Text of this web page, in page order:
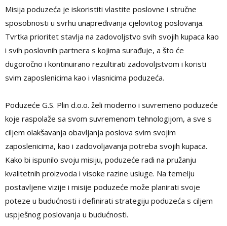
Misija poduzeća je iskoristiti vlastite poslovne i stručne
sposobnosti u svrhu unapređivanja cjelovitog poslovanja.
Tvrtka prioritet stavlja na zadovoljstvo svih svojih kupaca kao
i svih poslovnih partnera s kojima surađuje, a što će
dugoročno i kontinuirano rezultirati zadovoljstvom i koristi
svim zaposlenicima kao i vlasnicima poduzeća.
Poduzeće G.S. Plin d.o.o. želi moderno i suvremeno poduzeće
koje raspolaže sa svom suvremenom tehnologijom, a sve s
ciljem olakšavanja obavljanja poslova svim svojim
zaposlenicima, kao i zadovoljavanja potreba svojih kupaca.
Kako bi ispunilo svoju misiju, poduzeće radi na pružanju
kvalitetnih proizvoda i visoke razine usluge. Na temelju
postavljene vizije i misije poduzeće može planirati svoje
poteze u budućnosti i definirati strategiju poduzeća s ciljem
uspješnog poslovanja u budućnosti.